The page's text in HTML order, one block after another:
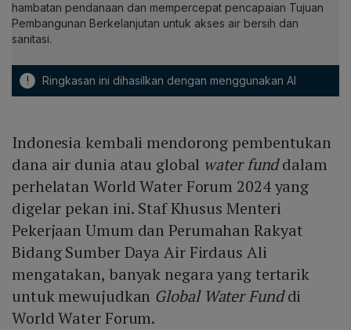
hambatan pendanaan dan mempercepat pencapaian Tujuan
Pembangunan Berkelanjutan untuk akses air bersih dan
sanitasi.
! Ringkasan ini dihasilkan dengan menggunakan AI
Indonesia kembali mendorong pembentukan
dana air dunia atau global water funddalam
perhelatan World Water Forum 2024 yang
digelar pekan ini. Staf Khusus Menteri
Pekerjaan Umum dan Perumahan Rakyat
Bidang Sumber Daya Air Firdaus Ali
mengatakan, banyak negara yang tertarik
untuk mewujudkan Global Water Funddi
World Water Forum.